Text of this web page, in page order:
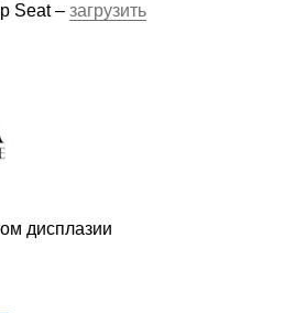
Seat – загрузить
дисплазии